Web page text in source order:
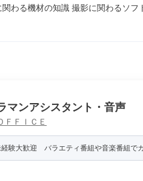
わる機材の知識 撮影に関わるソフ
マンアシスタント・音声
ＦＩＣＥ
経験大歓迎 バラエティ番組や音楽番組で